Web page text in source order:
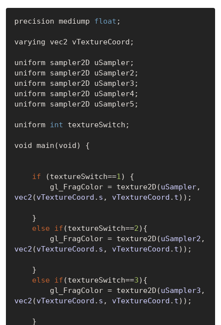
precision mediump float ;
varying vec2 vTextureCoord;
uniform sampler2D uSampler;
uniform sampler2D uSampler2;
uniform sampler2D uSampler3;
uniform sampler2D uSampler4;
uniform sampler2D uSampler5;
uniform int textureSwitch;
void main(void) {
if (textureSwitch==1) {
        gl_FragColor = texture2
D(uSampler
vec2 (vTextureCoord . s , vTextureCoord . t) );
else
if (textureSwitch==2){
        gl_FragColor = texture2
D(uSampler2
vec2 (vTextureCoord . s , vTextureCoord . t) );
else
if (textureSwitch==3){
        gl_FragColor = texture2
D(uSampler3
vec2 (vTextureCoord . s , vTextureCoord . t) );